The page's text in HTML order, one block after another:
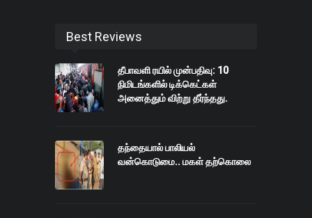
Best Reviews
தீபாவளி ரயில் முன்பதிவு: 10
நிமிடங்களில் டிக்கெட்கள்
அனைத்தும் விற்று தீர்ந்தது.
தந்தையால் பாலியல்
வன்கொடுமை.. மகள் தற்கொலை